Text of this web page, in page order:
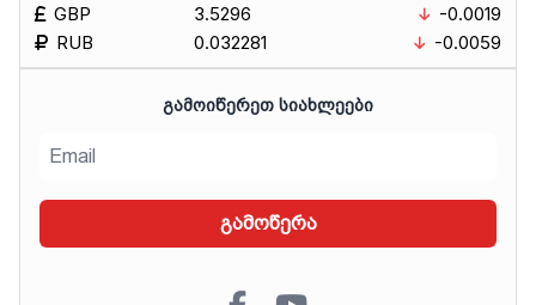
GBP
RUB
3.5296
0.032281
-0.0019
-0.0059
ᲒᲐᲛᲝᲘᲬᲔᲠᲔᲗ ᲡᲘᲐᲮᲚᲔᲔᲑᲘ
გამოწერა